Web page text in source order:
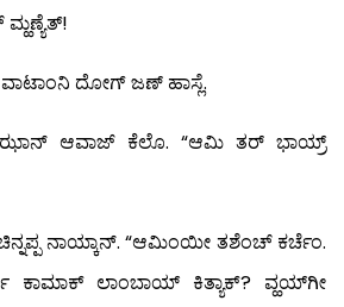
ದೋಗ್ ಜಣ್ ಹಾಸ್ಲೆ.
ಆವಾಜ್ ಕೆಲೊ. “ಆಮಿ ತರ್ ಭಾಯ್ರ್
ನಾಯ್ಕಾನ್. “ಆಮಿಂಯೀ ತಶೆಂಚ್ ಕರ್ಚೆಂ.
ಕಾಮಾಕ್ ಲಾಂಬಾಯ್ ಕಿತ್ಯಾಕ್? ವ್ಹಯ್‍ಗೀ